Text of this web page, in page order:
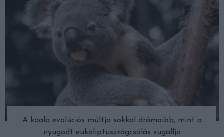
A koala evolúciós múltja sokkal drámaibb, mint a
nyugodt eukaliptuszrágcsálás sugallja